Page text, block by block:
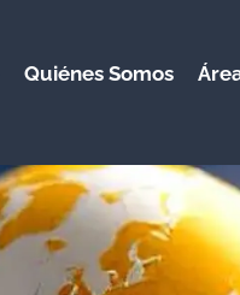
Quiénes Somos